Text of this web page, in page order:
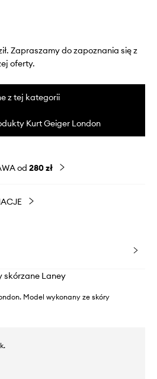
Zapraszamy do zapoznania się z
oferty.
z tej kategorii
Kurt Geiger London
od 280 zł
skórzane Laney
Model wykonany ze skóry